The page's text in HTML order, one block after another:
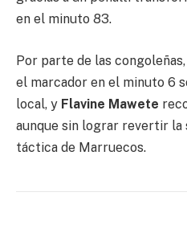
en el minuto 83.
Por parte de las congoleñas,
el marcador en el minuto 6
local, y Flavine Mawete
aunque sin lograr revertir
táctica de Marruecos.